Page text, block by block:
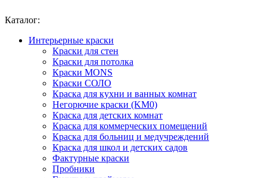
Каталог:
Интерьерные краски
Краски для стен
Краски для потолка
Краски MONS
Краски СОЛО
Краска для кухни и ванных комнат
Негорючие краски (KM0)
Краска для детских комнат
Краска для коммерческих помещений
Краска для больниц и медучреждений
Краска для школ и детских садов
Фактурные краски
Пробники